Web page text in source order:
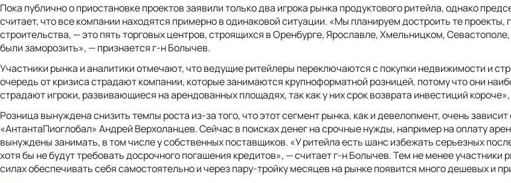
Пока публично о приостановке проектов заявили только два игрока рынка продуктового ритейла, однако
считает, что все компании находятся примерно в одинаковой ситуации. «Мы планируем достроить те
строительства, — это пять торговых центров, строящихся в Оренбурге, Ярославле, Хмельницком,
были заморозить», — признается г-н Болычев.
Участники рынка и аналитики отмечают, что ведущие ритейлеры переключаются с покупки недвижимости и
очередь от кризиса страдают компании, которые занимаются крупноформатной розницей, потому что они
страдают игроки, развивающиеся на арендованных площадях, так как у них срок возврата инвестиций
Розница вынуждена снизить темпы роста из-за того, что этот сегмент рынка, как и девелопмент, очень
«АнтантаПиоглобал» Андрей Верхоланцев. Сейчас в поисках денег на срочные нужды, например на оплату
вынуждены занимать, в том числе у собственных поставщиков. «У ритейла есть шанс избежать серьезных
хотя бы не будут требовать досрочного погашения кредитов», — считает г-н Болычев. Тем не менее
силах обеспечивать себя самостоятельно и через пару-тройку месяцев на рынке появится много дешевых и